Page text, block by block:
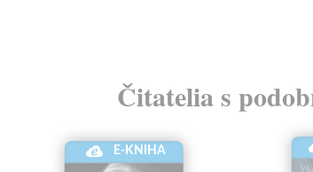
Čitatelia s
E-KNIHA